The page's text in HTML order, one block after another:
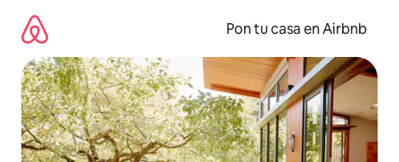
contenido
Pon tu casa en Airbnb